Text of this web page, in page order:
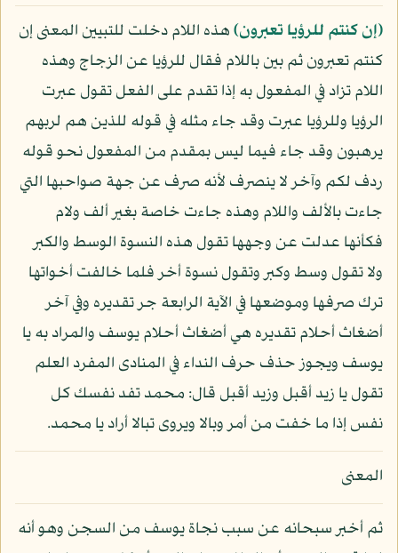
﴿إن كنتم للرؤيا تعبرون﴾هذه اللام دخلت للتبيين المعنى إن
كنتم تعبرون ثم بين باللام فقال للرؤيا عن الزجاج وهذه
اللام تزاد في المفعول به إذا تقدم على الفعل تقول عبرت
الرؤيا وللرؤيا عبرت وقد جاء مثله في قوله للذين هم لربهم
يرهبون وقد جاء فيما ليس بمقدم من المفعول نحو قوله
ردف لكم وآخر لا ينصرف لأنه صرف عن جهة صواحبها التي
جاءت بالألف واللام وهذه جاءت خاصة بغير ألف ولام
فكأنها عدلت عن وجهها تقول هذه النسوة الوسط والكبر
ولا تقول وسط وكبر وتقول نسوة أخر فلما خالفت أخواتها
ترك صرفها وموضعها في الآية الرابعة جر تقديره وفي آخر
أضغاث أحلام تقديره هي أضغاث أحلام يوسف والمراد به يا
يوسف ويجوز حذف حرف النداء في المنادى المفرد العلم
تقول يا زيد أقبل وزيد أقبل قال: محمد تفد نفسك كل
نفس إذا ما خفت من أمر وبالا ويروى تبالا أراد يا محمد.
المعنى
ثم أخبر سبحانه عن سبب نجاة يوسف من السجن وهو أنه